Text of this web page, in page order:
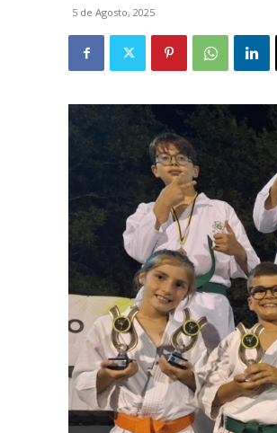
5 de Agosto, 2025